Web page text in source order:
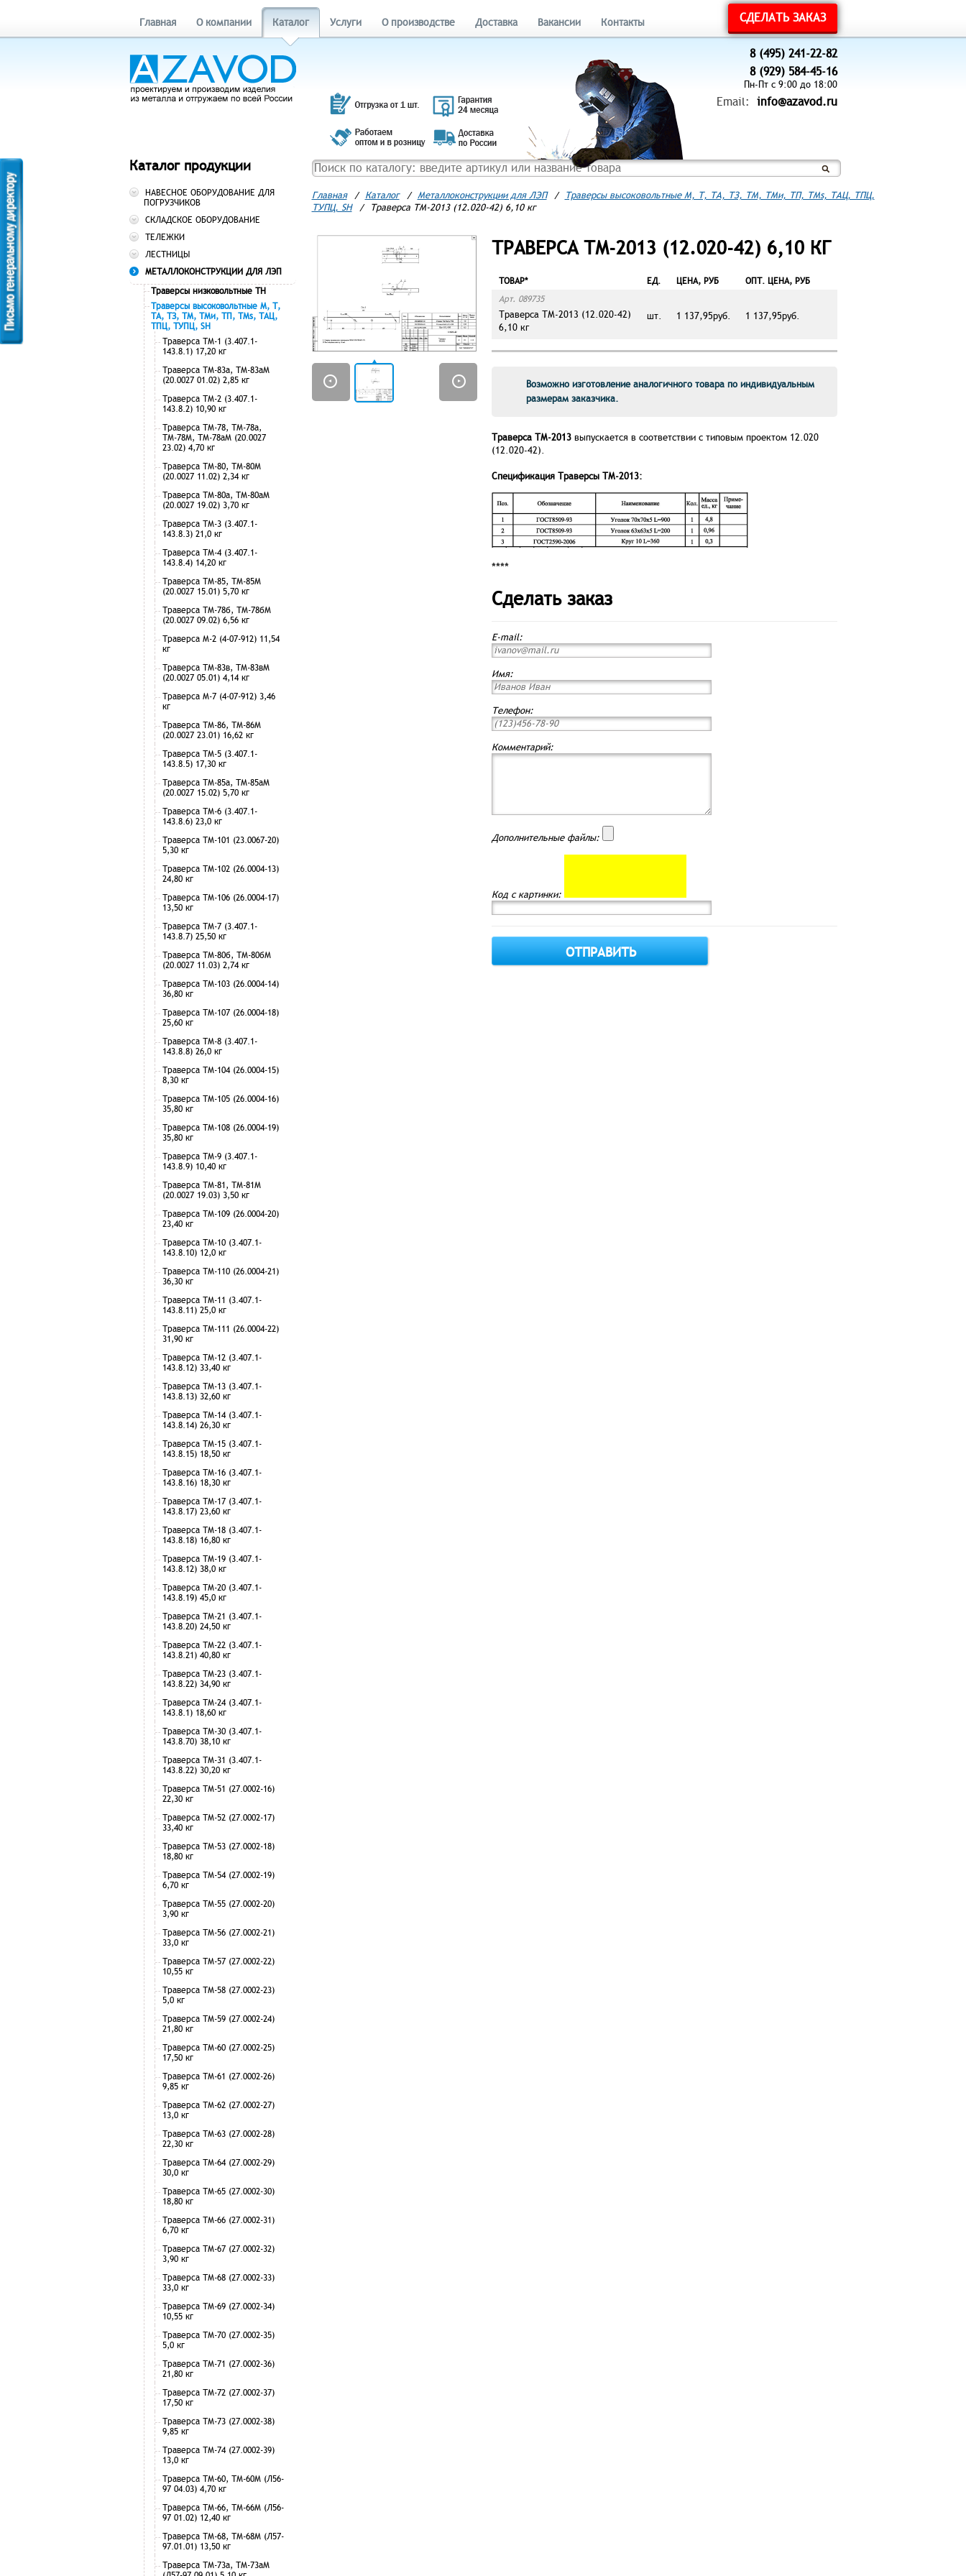
СДЕЛАТЬ ЗАКАЗ
Главная О компании Каталог Услуги О производстве Доставка Вакансии Контакты
Каталог продукции
НАВЕСНОЕ ОБОРУДОВАНИЕ ДЛЯ
ПОГРУЗЧИКОВ
СКЛАДСКОЕ ОБОРУДОВАНИЕ
ТЕЛЕЖКИ
ЛЕСТНИЦЫ
МЕТАЛЛОКОНСТРУКЦИИ ДЛЯ ЛЭП
Траверсы низковольтные ТН
Траверсы высоковольтные М, Т,
ТА, ТЗ, ТМ, ТМи, ТП, ТМs, ТАЦ,
ТПЦ, ТУПЦ, SH
Траверса ТМ-1 (3.407.1-
143.8.1) 17,20 кг
Траверса ТМ-83а, ТМ-83аМ
(20.0027 01.02) 2,85 кг
Траверса ТМ-2 (3.407.1-
143.8.2) 10,90 кг
Траверса ТМ-78, ТМ-78а,
ТМ-78М, ТМ-78аМ (20.0027
23.02) 4,70 кг
Траверса ТМ-80, ТМ-80М
(20.0027 11.02) 2,34 кг
Траверса ТМ-80а, ТМ-80аМ
(20.0027 19.02) 3,70 кг
Траверса ТМ-3 (3.407.1-
143.8.3) 21,0 кг
Траверса ТМ-4 (3.407.1-
143.8.4) 14,20 кг
Траверса ТМ-85, ТМ-85М
(20.0027 15.01) 5,70 кг
Траверса ТМ-78б, ТМ-78бМ
(20.0027 09.02) 6,56 кг
Траверса М-2 (4-07-912) 11,54
кг
Траверса ТМ-83в, ТМ-83вМ
(20.0027 05.01) 4,14 кг
Траверса М-7 (4-07-912) 3,46
кг
Траверса ТМ-86, ТМ-86М
(20.0027 23.01) 16,62 кг
Траверса ТМ-5 (3.407.1-
143.8.5) 17,30 кг
Траверса ТМ-85а, ТМ-85аМ
(20.0027 15.02) 5,70 кг
Траверса ТМ-6 (3.407.1-
143.8.6) 23,0 кг
Траверса ТМ-101 (23.0067-20)
5,30 кг
Траверса ТМ-102 (26.0004-13)
24,80 кг
Траверса ТМ-106 (26.0004-17)
13,50 кг
Траверса ТМ-7 (3.407.1-
143.8.7) 25,50 кг
Траверса ТМ-80б, ТМ-80бМ
(20.0027 11.03) 2,74 кг
Траверса ТМ-103 (26.0004-14)
36,80 кг
Траверса ТМ-107 (26.0004-18)
25,60 кг
Траверса ТМ-8 (3.407.1-
143.8.8) 26,0 кг
Траверса ТМ-104 (26.0004-15)
8,30 кг
Траверса ТМ-105 (26.0004-16)
35,80 кг
Траверса ТМ-108 (26.0004-19)
35,80 кг
Траверса ТМ-9 (3.407.1-
143.8.9) 10,40 кг
Траверса ТМ-81, ТМ-81М
(20.0027 19.03) 3,50 кг
Траверса ТМ-109 (26.0004-20)
23,40 кг
Траверса ТМ-10 (3.407.1-
143.8.10) 12,0 кг
Траверса ТМ-110 (26.0004-21)
36,30 кг
Траверса ТМ-11 (3.407.1-
143.8.11) 25,0 кг
Траверса ТМ-111 (26.0004-22)
31,90 кг
Траверса ТМ-12 (3.407.1-
143.8.12) 33,40 кг
Траверса ТМ-13 (3.407.1-
143.8.13) 32,60 кг
Траверса ТМ-14 (3.407.1-
143.8.14) 26,30 кг
Траверса ТМ-15 (3.407.1-
143.8.15) 18,50 кг
Траверса ТМ-16 (3.407.1-
143.8.16) 18,30 кг
Траверса ТМ-17 (3.407.1-
143.8.17) 23,60 кг
Траверса ТМ-18 (3.407.1-
143.8.18) 16,80 кг
Траверса ТМ-19 (3.407.1-
143.8.12) 38,0 кг
Траверса ТМ-20 (3.407.1-
143.8.19) 45,0 кг
Траверса ТМ-21 (3.407.1-
143.8.20) 24,50 кг
Траверса ТМ-22 (3.407.1-
143.8.21) 40,80 кг
Траверса ТМ-23 (3.407.1-
143.8.22) 34,90 кг
Траверса ТМ-24 (3.407.1-
143.8.1) 18,60 кг
Траверса ТМ-30 (3.407.1-
143.8.70) 38,10 кг
Траверса ТМ-31 (3.407.1-
143.8.22) 30,20 кг
Траверса ТМ-51 (27.0002-16)
22,30 кг
Траверса ТМ-52 (27.0002-17)
33,40 кг
Траверса ТМ-53 (27.0002-18)
18,80 кг
Траверса ТМ-54 (27.0002-19)
6,70 кг
Траверса ТМ-55 (27.0002-20)
3,90 кг
Траверса ТМ-56 (27.0002-21)
33,0 кг
Траверса ТМ-57 (27.0002-22)
10,55 кг
Траверса ТМ-58 (27.0002-23)
5,0 кг
Траверса ТМ-59 (27.0002-24)
21,80 кг
Траверса ТМ-60 (27.0002-25)
17,50 кг
Траверса ТМ-61 (27.0002-26)
9,85 кг
Траверса ТМ-62 (27.0002-27)
13,0 кг
Траверса ТМ-63 (27.0002-28)
22,30 кг
Траверса ТМ-64 (27.0002-29)
30,0 кг
Траверса ТМ-65 (27.0002-30)
18,80 кг
Траверса ТМ-66 (27.0002-31)
6,70 кг
Траверса ТМ-67 (27.0002-32)
3,90 кг
Траверса ТМ-68 (27.0002-33)
33,0 кг
Траверса ТМ-69 (27.0002-34)
10,55 кг
Траверса ТМ-70 (27.0002-35)
5,0 кг
Траверса ТМ-71 (27.0002-36)
21,80 кг
Траверса ТМ-72 (27.0002-37)
17,50 кг
Траверса ТМ-73 (27.0002-38)
9,85 кг
Траверса ТМ-74 (27.0002-39)
13,0 кг
Траверса ТМ-60, ТМ-60М (Л56-
97 04.03) 4,70 кг
Траверса ТМ-66, ТМ-66М (Л56-
97 01.02) 12,40 кг
Траверса ТМ-68, ТМ-68М (Л57-
97.01.01) 13,50 кг
Траверса ТМ-73а, ТМ-73аМ
8 (495) 241-22-82
8 (929) 584-45-16
Пн-Пт с 9:00 до 18:00
Email: info@azavod.ru
Главная / Каталог / Металлоконструкции для ЛЭП /
Траверсы высоковольтные М, Т, ТА, ТЗ, ТМ, ТМи, ТП, ТМs, ТАЦ, ТПЦ,
ТУПЦ, SH
/ Траверса ТМ-2013 (12.020-42) 6,10 кг
ТРАВЕРСА ТМ-2013 (12.020-42) 6,10 КГ
ТОВАР* ЕД. ЦЕНА, РУБ
ОПТ. ЦЕНА, РУБ
Арт. 089735
Траверса ТМ-2013 (12.020-42)
6,10 кг
шт. 1 137,95руб. 1 137,95руб.
Возможно изготовление аналогичного товара по индивидуальным
размерам заказчика.
Траверса ТМ-2013 выпускается в соответствии с типовым проектом 12.020
(12.020-42).
Спецификация Траверсы ТМ-2013:
****
Сделать заказ
E-mail:
Имя:
Телефон:
Комментарий:
Дополнительные файлы:
Код с картинки: